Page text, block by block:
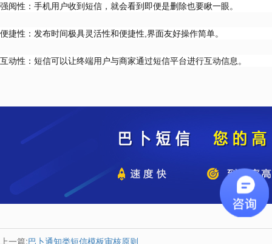
强阅性：手机用户收到短信，就会看到即便是删除也要瞅一眼。
便捷性：发布时间极具灵活性和便捷性,界面友好操作简单。
互动性：短信可以让终端用户与商家通过短信平台进行互动信息。
上一篇:巴卜通知类短信模板审核原则